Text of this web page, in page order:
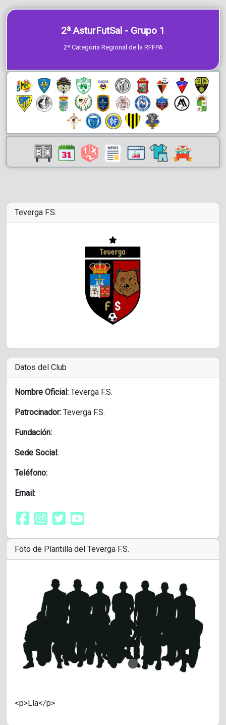
2ª AsturFutSal - Grupo 1
2ª Categoría Regional de la RFFPA
Teverga F.S.
Datos del Club
Nombre Oficial: Teverga F.S.
Patrocinador: Teverga F.S.
Fundación:
Sede Social:
Teléfono:
Email:
Foto de Plantilla del Teverga F.S.
<p>Lla</p>